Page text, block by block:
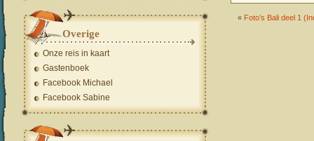
« Foto’s Bali deel 1
Overige
Onze reis in kaart
Gastenboek
Facebook Michael
Facebook Sabine